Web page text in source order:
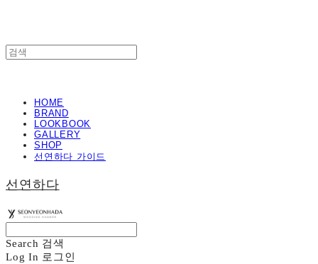
HOME
BRAND
LOOKBOOK
GALLERY
SHOP
선연하다 가이드
선연하다
Search 검색
Log In 로그인